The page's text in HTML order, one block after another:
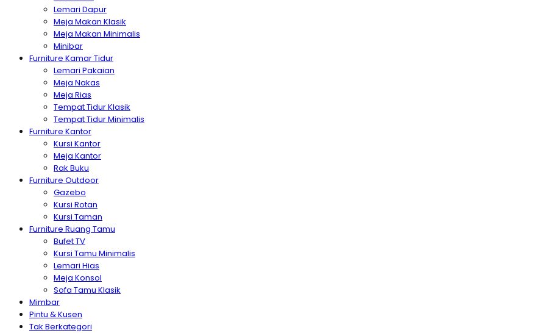
Lemari Dapur
Meja Makan Klasik
Meja Makan Minimalis
Minibar
Furniture Kamar Tidur
Lemari Pakaian
Meja Nakas
Meja Rias
Tempat Tidur Klasik
Tempat Tidur Minimalis
Furniture Kantor
Kursi Kantor
Meja Kantor
Rak Buku
Furniture Outdoor
Gazebo
Kursi Rotan
Kursi Taman
Furniture Ruang Tamu
Bufet TV
Kursi Tamu Minimalis
Lemari Hias
Meja Konsol
Sofa Tamu Klasik
Mimbar
Pintu & Kusen
Tak Berkategori